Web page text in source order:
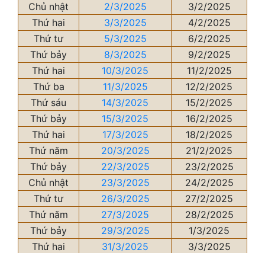
Chủ nhật
2/3/2025
3/2/2025
Thứ hai
3/3/2025
4/2/2025
Thứ tư
5/3/2025
6/2/2025
Thứ bảy
8/3/2025
9/2/2025
Thứ hai
10/3/2025
11/2/2025
Thứ ba
11/3/2025
12/2/2025
Thứ sáu
14/3/2025
15/2/2025
Thứ bảy
15/3/2025
16/2/2025
Thứ hai
17/3/2025
18/2/2025
Thứ năm
20/3/2025
21/2/2025
Thứ bảy
22/3/2025
23/2/2025
Chủ nhật
23/3/2025
24/2/2025
Thứ tư
26/3/2025
27/2/2025
Thứ năm
27/3/2025
28/2/2025
Thứ bảy
29/3/2025
1/3/2025
Thứ hai
31/3/2025 3/3/2025